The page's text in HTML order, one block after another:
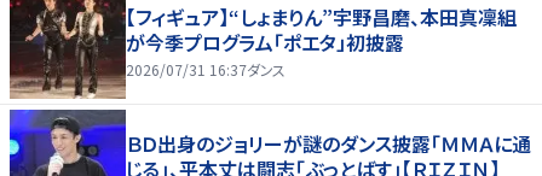
【フィギュア】“しょまりん”宇野昌磨、本田真凜組
が今季プログラム「ポエタ」初披露
2026/07/31 16:37ダンス
ＢＤ出身のジョリーが謎のダンス披露「ＭＭＡに通
じる」、平本丈は闘志「ぶっとばす」【ＲＩＺＩＮ】